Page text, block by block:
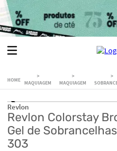
MAQUIAGEM MAQUIAGEM
Revlon
Revlon Colorstay
Gel de
303